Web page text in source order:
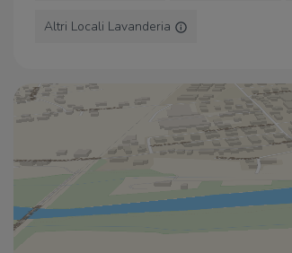
-Ambienti luminosi e ben ventilati
-Isolamento acustico per una totale
-Predisposizione alla domotica per una
Sostenibilità che fa la differenza.
Il complesso integra fonti rinnovabili,
solari, e adotta soluzioni costruttive eco-
ridurre l’impatto ambientale e
Altri Locali Lavanderia